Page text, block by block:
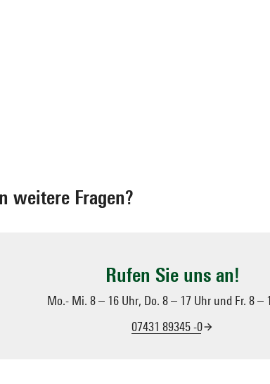
weitere Fragen?
Rufen Sie uns an!
Mo.- Mi. 8 – 16 Uhr, Do. 8 – 17 Uhr und Fr. 8 –
07431 89345 -0